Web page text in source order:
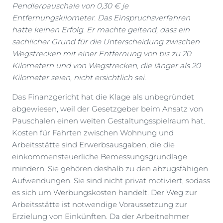
Pendlerpauschale von 0,30 € je
Entfernungskilometer. Das Einspruchsverfahren
hatte keinen Erfolg. Er machte geltend, dass ein
sachlicher Grund für die Unterscheidung zwischen
Wegstrecken mit einer Entfernung von bis zu 20
Kilometern und von Wegstrecken, die länger als 20
Kilometer seien, nicht ersichtlich sei.
Das Finanzgericht hat die Klage als unbegründet
abgewiesen, weil der Gesetzgeber beim Ansatz von
Pauschalen einen weiten Gestaltungsspielraum hat.
Kosten für Fahrten zwischen Wohnung und
Arbeitsstätte sind Erwerbsausgaben, die die
einkommensteuerliche Bemessungsgrundlage
mindern. Sie gehören deshalb zu den abzugsfähigen
Aufwendungen. Sie sind nicht privat motiviert, sodass
es sich um Werbungskosten handelt. Der Weg zur
Arbeitsstätte ist notwendige Voraussetzung zur
Erzielung von Einkünften. Da der Arbeitnehmer